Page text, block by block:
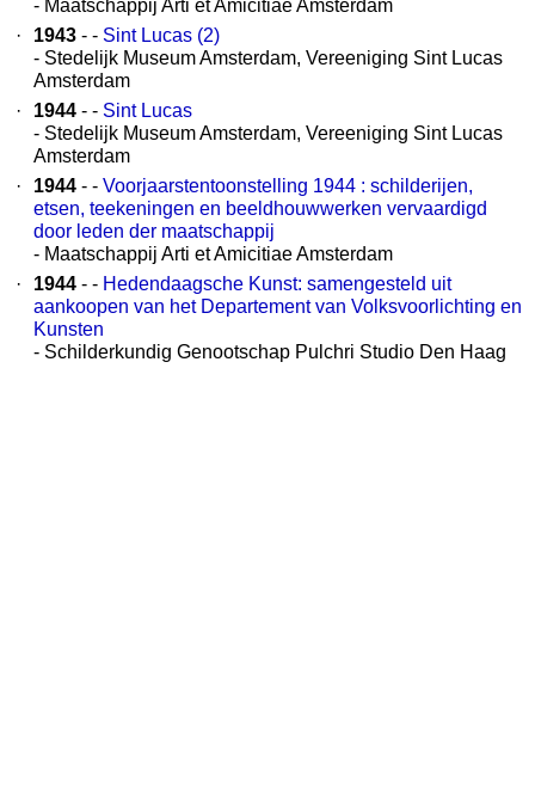
- Maatschappij Arti et Amicitiae Amsterdam
·
1943 - - Sint Lucas (2)
- Stedelijk Museum Amsterdam, Vereeniging Sint Lucas
Amsterdam
·
1944 - - Sint Lucas
- Stedelijk Museum Amsterdam, Vereeniging Sint Lucas
Amsterdam
·
1944 - - Voorjaarstentoonstelling 1944 : schilderijen,
etsen, teekeningen en beeldhouwwerken vervaardigd
door leden der maatschappij
- Maatschappij Arti et Amicitiae Amsterdam
·
1944 - - Hedendaagsche Kunst: samengesteld uit
aankoopen van het Departement van Volksvoorlichting en
Kunsten
- Schilderkundig Genootschap Pulchri Studio Den Haag